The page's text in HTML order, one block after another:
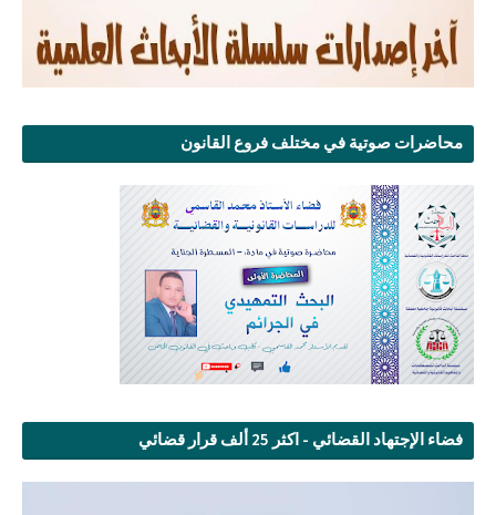
محاضرات صوتية في مختلف فروع القانون
فضاء الإجتهاد القضائي - اكثر 25 ألف قرار قضائي